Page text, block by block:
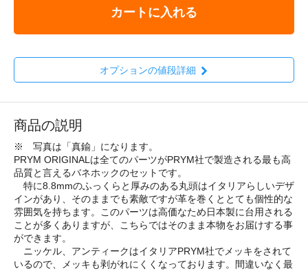
カートに入れる
オプションの値段詳細
商品の説明
※ 写真は「真鍮」になります。
PRYM ORIGINALは全てのパーツがPRYM社で製造される最も高
品質と言えるバネホックのセットです。
特に8.8mmのふっくらと厚みのある丸頭はイタリアらしいデザ
インがあり、そのままでも素敵ですが革を巻くととても個性的な
雰囲気を持ちます。このパーツは高価なため日本製に台用される
ことが多くありますが、こちらではそのまま本物をお届けする事
ができます。
ニッケル、アンティークはイタリアPRYM社でメッキをされて
いるので、メッキも剥がれにくくなっております。間違いなく最